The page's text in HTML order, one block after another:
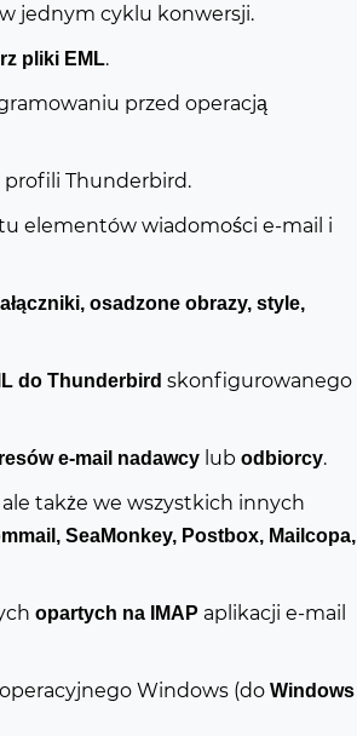
jednym cyklu konwersji.
pliki EML.
przed operacją
Thunderbird.
elementów wiadomości e-mail i
osadzone obrazy, style,
do Thunderbird skonfigurowanego
e-mail nadawcy lub odbiorcy.
także we wszystkich innych
SeaMonkey, Postbox, Mailcopa,
opartych na IMAP aplikacji e-mail
Windows (do Windows